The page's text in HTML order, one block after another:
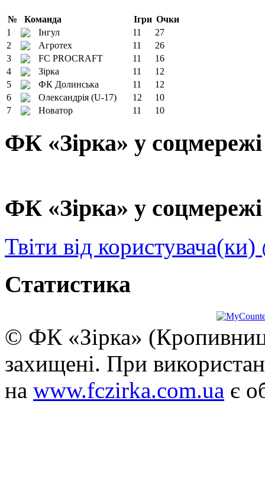
№ Команда Ігри Очки
1
Інгул 11
27
2
Агротех 11
26
3
FC PROCRAFT 11
16
4
Зірка 11
12
5
ФК Долинська 11
12
6
Олександрія (U-17) 12
10
7
Новатор 11 10
ФК «Зірка» у
ФК «Зірка» у
Твіти від
Статистика
© ФК «Зірка»
захищені. При
на www.fczirka.com.ua є